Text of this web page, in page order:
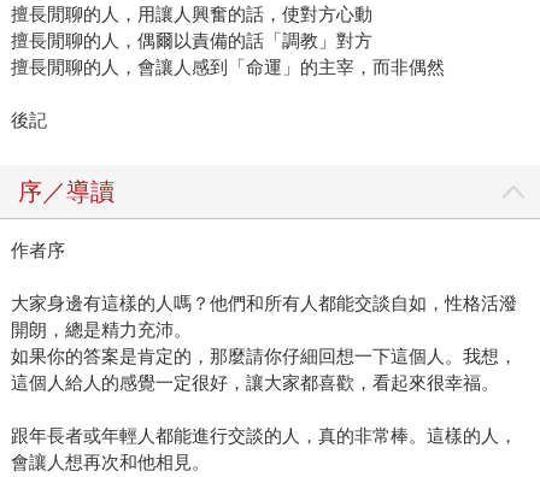
擅長閒聊的人，用讓人興奮的話，使對方心動
擅長閒聊的人，偶爾以責備的話「調教」對方
擅長閒聊的人，會讓人感到「命運」的主宰，而非偶然
後記
序／導讀
作者序
大家身邊有這樣的人嗎？他們和所有人都能交談自如，性格活潑
開朗，總是精力充沛。
如果你的答案是肯定的，那麼請你仔細回想一下這個人。我想，
這個人給人的感覺一定很好，讓大家都喜歡，看起來很幸福。
跟年長者或年輕人都能進行交談的人，真的非常棒。這樣的人，
會讓人想再次和他相見。